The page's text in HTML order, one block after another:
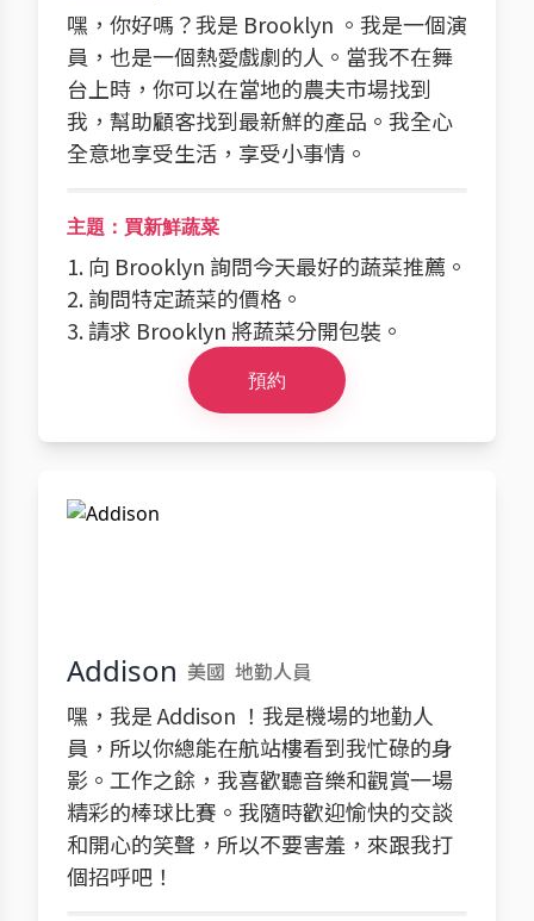
嘿，你好嗎？我是 Brooklyn 。我是一個演
員，也是一個熱愛戲劇的人。當我不在舞
台上時，你可以在當地的農夫市場找到
我，幫助顧客找到最新鮮的產品。我全心
全意地享受生活，享受小事情。
主題：買新鮮蔬菜
1. 向 Brooklyn 詢問今天最好的蔬菜推薦。
2. 詢問特定蔬菜的價格。
3. 請求 Brooklyn 將蔬菜分開包裝。
預約
Addison 美國 地勤人員
嘿，我是 Addison ！我是機場的地勤人
員，所以你總能在航站樓看到我忙碌的身
影。工作之餘，我喜歡聽音樂和觀賞一場
精彩的棒球比賽。我隨時歡迎愉快的交談
和開心的笑聲，所以不要害羞，來跟我打
個招呼吧！